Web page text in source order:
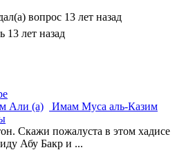
вопрос 13 лет назад
13 лет назад
Али (а)
Имам Муса аль-Казим
Скажи пожалуста в этом хадисе
Абу Бакр и ...